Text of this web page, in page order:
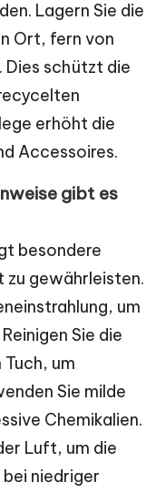
Lagern Sie die
Ort, fern von
Dies schützt die
erhöht die
Accessoires.
gibt es
besondere
zu gewährleisten.
um
Sie die
um
Sie milde
Chemikalien.
Luft, um die
bei niedriger